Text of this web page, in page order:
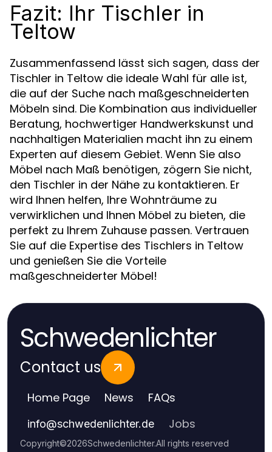
Fazit: Ihr Tischler in
Teltow
Zusammenfassend lässt sich sagen, dass der
Tischler in Teltow die ideale Wahl für alle ist,
die auf der Suche nach maßgeschneiderten
Möbeln sind. Die Kombination aus individueller
Beratung, hochwertiger Handwerkskunst und
nachhaltigen Materialien macht ihn zu einem
Experten auf diesem Gebiet. Wenn Sie also
Möbel nach Maß benötigen, zögern Sie nicht,
den Tischler in der Nähe zu kontaktieren. Er
wird Ihnen helfen, Ihre Wohnträume zu
verwirklichen und Ihnen Möbel zu bieten, die
perfekt zu Ihrem Zuhause passen. Vertrauen
Sie auf die Expertise des Tischlers in Teltow
und genießen Sie die Vorteile
maßgeschneiderter Möbel!
Schwedenlichter
Contact us
Home Page News FAQs
info@schwedenlichter.de Jobs
Copyright©2026Schwedenlichter.All rights reserved